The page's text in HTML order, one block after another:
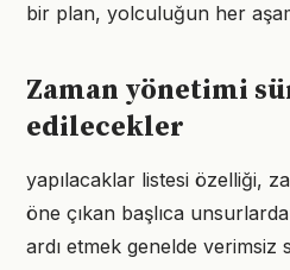
bir plan, yolculuğun her
Zaman yönetimi
edilecekler
yapılacaklar listesi özelliği,
öne çıkan başlıca
ardı etmek genelde